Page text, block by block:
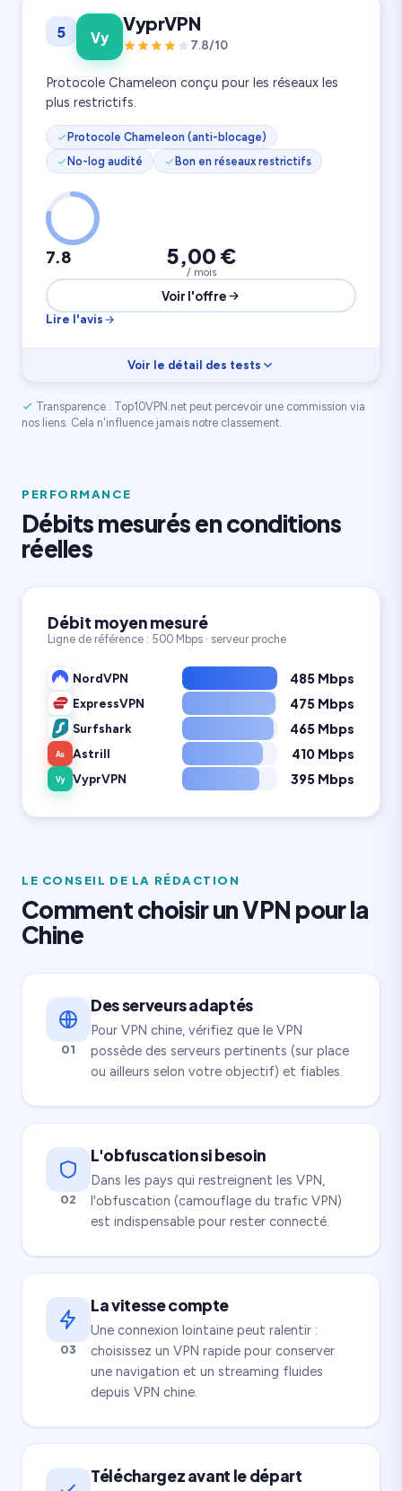
Vitesse
Rapport prix
Confidentialité
300 serveurs
5 Vy
VyprVPN
7.8/10
Protocole Chameleon conçu pour les réseaux les
plus restrictifs.
Protocole Chameleon (anti-blocage)
No-log audité
Bon en réseaux restrictifs
7.8 5,00 €
/ mois
Voir l'offre
Lire l'avis
Voir le détail des tests
Vitesse
7.9
Rapport prix
Transparence : Top10VPN.net peut percevoir une commission via
nos liens. Cela n'influence jamais notre classement.
PERFORMANCE
Débits mesurés en conditions
réelles
Débit moyen mesuré
Ligne de référence : 500 Mbps · serveur proche
NordVPN 485 Mbps
ExpressVPN 475 Mbps
Surfshark 465 Mbps
As Astrill 410 Mbps
Vy VyprVPN 395 Mbps
LE CONSEIL DE LA RÉDACTION
Comment choisir un VPN pour la
Chine
01
Des serveurs adaptés
Pour VPN chine, vérifiez que le VPN
possède des serveurs pertinents (sur place
ou ailleurs selon votre objectif) et fiables.
02
L'obfuscation si besoin
Dans les pays qui restreignent les VPN,
l'obfuscation (camouflage du trafic VPN)
est indispensable pour rester connecté.
03
La vitesse compte
Une connexion lointaine peut ralentir :
choisissez un VPN rapide pour conserver
une navigation et un streaming fluides
depuis VPN chine.
Téléchargez avant le départ